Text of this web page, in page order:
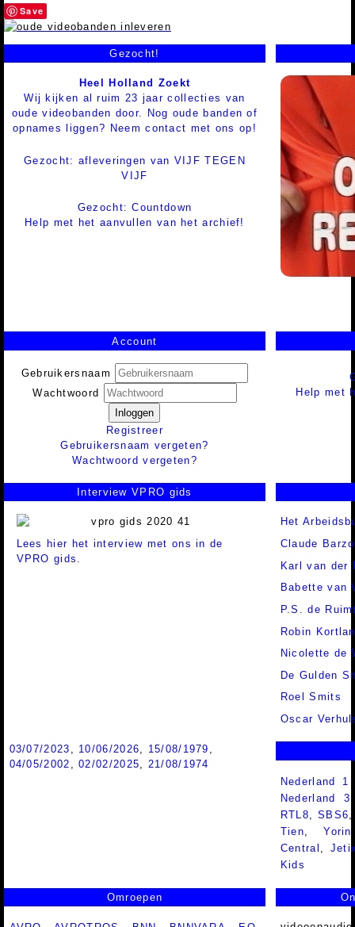
Save
Gezocht!
Heel Holland Zoekt
Wij kijken al ruim 23 jaar collecties van
oude videobanden door. Nog oude banden of
opnames liggen? Neem contact met ons op!
Gezocht: afleveringen van VIJF TEGEN
VIJF
Gezocht: Countdown
Help met het aanvullen van het archief!
Account
Gebruikersnaam
Wachtwoord
Inloggen
Registreer
Gebruikersnaam vergeten?
Wachtwoord vergeten?
Help met
Interview VPRO gids
Lees hier het interview met ons in de
VPRO gids.
Het
Claude
Karl van der
Babette van
P.S. de
Robin
Nicolette de
De Gulden
Roel Smits
Oscar
03/07/2023 , 10/06/2026, 15/08/1979 ,
04/05/2002 ,02/02/2025, 21/08/1974
Nederland 1
Nederland
RTL8 ,SBS6
Tien ,Yorin
Central
Kids
Omroepen